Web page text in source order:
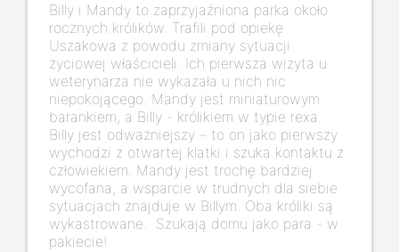
Billy i Mandy to zaprzyjaźniona parka około
rocznych królików. Trafili pod opiekę
Uszakowa z powodu zmiany sytuacji
życiowej właścicieli. Ich pierwsza wizyta u
weterynarza nie wykazała u nich nic
niepokojącego. Mandy jest miniaturowym
barankiem, a Billy - królikiem w typie rexa.
Billy jest odważniejszy – to on jako pierwszy
wychodzi z otwartej klatki i szuka kontaktu z
człowiekiem. Mandy jest trochę bardziej
wycofana, a wsparcie w trudnych dla siebie
sytuacjach znajduje w Billym. Oba króliki są
wykastrowane. Szukają domu jako para - w
pakiecie!